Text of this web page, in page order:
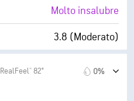
0%
6 mi
Molto insalubre
3.8 (Moderato)
RealFeel® 82° 0%